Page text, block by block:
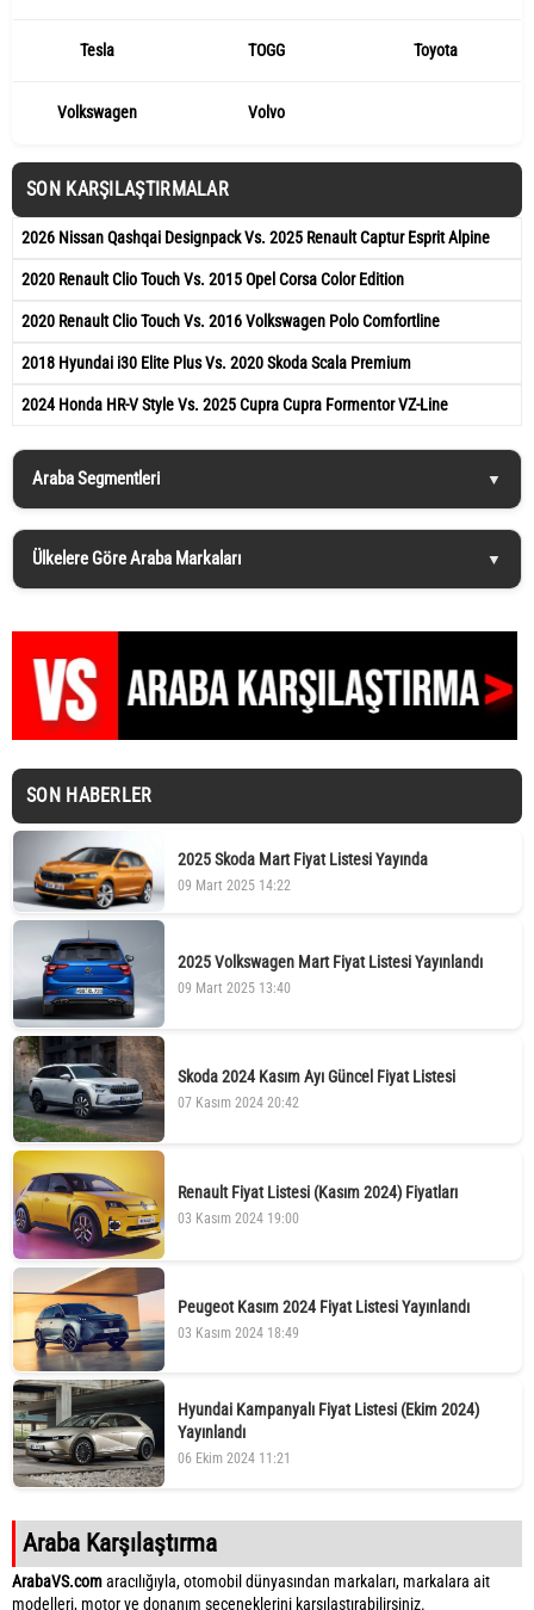
Tesla TOGG Toyota
Volkswagen Volvo
SON KARŞILAŞTIRMALAR
2026 Nissan Qashqai Designpack Vs. 2025 Renault Captur Esprit Alpine
2020 Renault Clio Touch Vs. 2015 Opel Corsa Color Edition
2020 Renault Clio Touch Vs. 2016 Volkswagen Polo Comfortline
2018 Hyundai i30 Elite Plus Vs. 2020 Skoda Scala Premium
2024 Honda HR-V Style Vs. 2025 Cupra Cupra Formentor VZ-Line
Araba Segmentleri
Ülkelere Göre Araba Markaları
SON HABERLER
2025 Skoda Mart Fiyat Listesi Yayında
09 Mart 2025 14:22
2025 Volkswagen Mart Fiyat Listesi Yayınlandı
09 Mart 2025 13:40
Skoda 2024 Kasım Ayı Güncel Fiyat Listesi
07 Kasım 2024 20:42
Renault Fiyat Listesi (Kasım 2024) Fiyatları
03 Kasım 2024 19:00
Peugeot Kasım 2024 Fiyat Listesi Yayınlandı
03 Kasım 2024 18:49
Hyundai Kampanyalı Fiyat Listesi (Ekim 2024)
Yayınlandı
06 Ekim 2024 11:21
Araba Karşılaştırma
ArabaVS.comaracılığıyla, otomobil dünyasından markaları, markalara ait
modelleri, motor ve donanım seçeneklerini karşılaştırabilirsiniz.